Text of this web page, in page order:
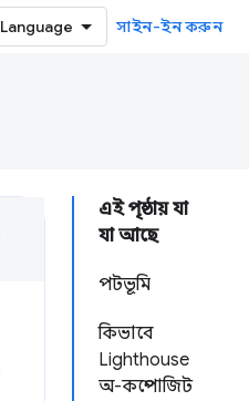
সাইন-ইন করুন
এই পৃষ্ঠায় যা
যা আছে
পটভূমি
কিভাবে
Lighthouse
অ-কম্পোজিট